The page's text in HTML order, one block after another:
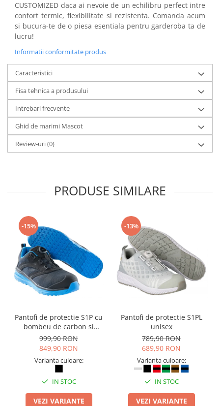
CUSTOMIZED daca ai nevoie de un echilibru perfect intre
confort termic, flexibilitate si rezistenta. Comanda acum
si bucura-te de o piesa esentiala pentru garderoba ta de
lucru!
Informatii conformitate produs
Caracteristici
Fisa tehnica a produsului
Intrebari frecvente
Ghid de marimi Mascot
Review-uri(0)
PRODUSE SIMILARE
-15%
Pantofi de protectie S1P cu
bombeu de carbon si
inchidere BOAÂ® Fit
999,90 RON
849,90 RON
Varianta culoare:
IN STOC
VEZI VARIANTE
-13%
Pantofi de protectie S1PL
unisex
789,90 RON
689,90 RON
Varianta culoare:
IN STOC
VEZI VARIANTE